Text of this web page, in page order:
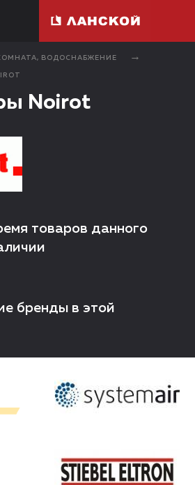
ВОДОСНАБЖЕНИЕ
Noirot
товаров данного
бренды в этой